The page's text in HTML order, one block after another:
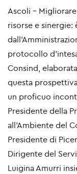
Ascoli -
risorse e
protocollo
Consind,
questa
un proficuo
Presidente della
all'Ambiente del
Presidente di
Dirigente del
Luigina Amurri